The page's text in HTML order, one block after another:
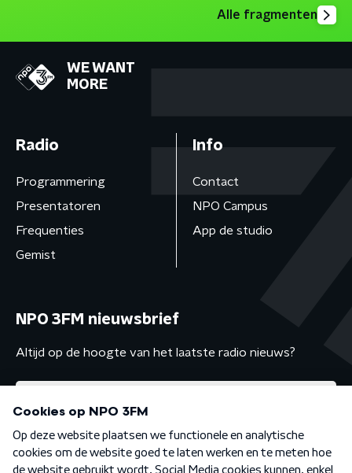
Alle fragmenten
WE WANT
MORE
Radio
Programmering
Presentatoren
Frequenties
Gemist
Info
Contact
NPO Campus
App de studio
NPO 3FM nieuwsbrief
Altijd op de hoogte van het laatste radio nieuws?